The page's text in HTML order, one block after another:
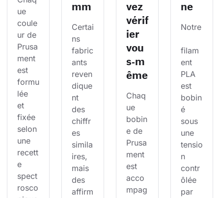
ue
coule
ur de
Prusa
ment
est
formu
lée
et
fixée
selon
une
recett
e
spect
rosco
mm
Certai
ns
fabric
ants
reven
dique
nt
des
chiffr
es
simila
ires,
mais
des
affirm
vez
vérif
ier
vou
s‑m
ême
Chaq
ue
bobin
e de
Prusa
ment
est
acco
mpag
ne
Notre
filam
ent
PLA
est
bobin
é
sous
une
tensio
n
contr
ôlée
par